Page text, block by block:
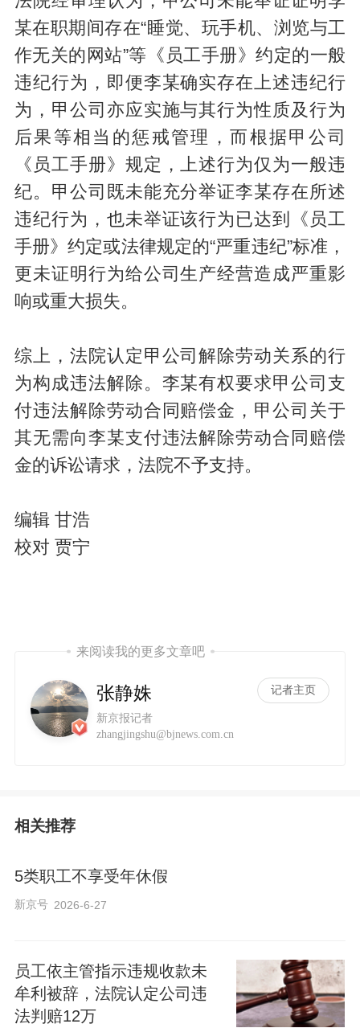
某在职期间存在“睡觉、玩手机、浏览与工
作无关的网站”等《员工手册》约定的一般
违纪行为，即便李某确实存在上述违纪行
为，甲公司亦应实施与其行为性质及行为
后果等相当的惩戒管理，而根据甲公司
《员工手册》规定，上述行为仅为一般违
纪。甲公司既未能充分举证李某存在所述
违纪行为，也未举证该行为已达到《员工
手册》约定或法律规定的“严重违纪”标准，
更未证明行为给公司生产经营造成严重影
响或重大损失。
综上，法院认定甲公司解除劳动关系的行
为构成违法解除。李某有权要求甲公司支
付违法解除劳动合同赔偿金，甲公司关于
其无需向李某支付违法解除劳动合同赔偿
金的诉讼请求，法院不予支持。
编辑 甘浩
校对 贾宁
来阅读我的更多文章吧
张静姝
新京报记者
记者主页
zhangjingshu@bjnews.com.cn
相关推荐
5类职工不享受年休假
新京号 2026-6-27
员工依主管指示违规收款未
牟利被辞，法院认定公司违
法判赔12万